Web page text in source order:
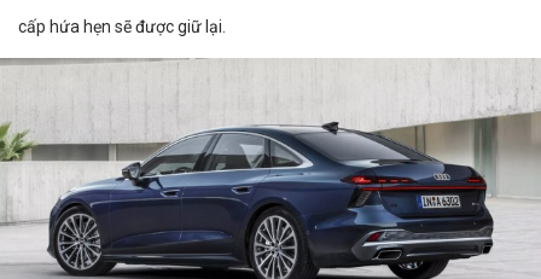
cấp hứa hẹn sẽ được giữ lại.